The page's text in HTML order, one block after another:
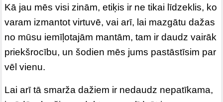
Kā jau mēs visi zinām, etiķis ir ne tikai līdzeklis, ko
varam izmantot virtuvē, vai arī, lai mazgātu dažas
no mūsu iemīļotajām mantām, tam ir daudz vairāk
priekšrocību, un šodien mēs jums pastāstīsim par
vēl vienu.
Lai arī tā smarža dažiem ir nedaudz nepatīkama,